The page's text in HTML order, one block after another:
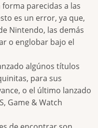
parecidas a las
es un error, ya que,
Nintendo, las demás
o englobar bajo el
algúnos títulos
para sus
o el último lanzado
Game & Watch